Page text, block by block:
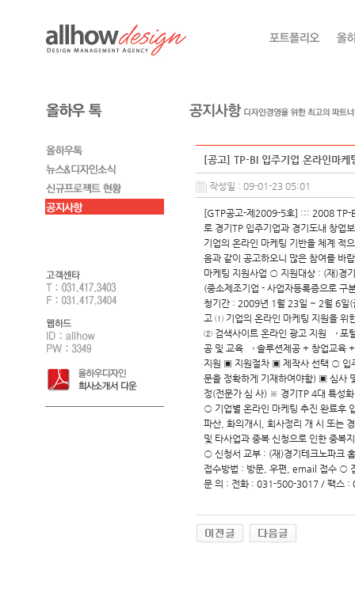
[공고] TP-BI 입주기업 온라인마
작성일 : 09-01-23 05:01
[GTP공고-제2009-5호] ::: 2008 TP-
로 경기TP 입주기업과 경기도내 창업
기업의 온라인 마케팅 기반을 체계 적
음과 같이 공고하오니 많은 참여를
마케팅 지원사업 ○ 지원대상 : (재)경
(중소제조기업 - 사업자등록증으로
청기간 : 2009년 1월 23일 ~ 2월 6일
고 ① 기업의 온라인 마케팅 지원을 위
② 검색사이트 온라인 광고 지원 → 포
공 및 교육 → 솔루션제공 + 창업교육
지원 ▣ 지원절차 ▣ 제작사 선택 ○ 입
문을 정확하게 기재하여야함) ▣ 심사
정(전문가 심 사) ※ 경기TP 4대 특성
○ 기업별 온라인 마케팅 추진 완료후
파산, 화의개시, 회사정리 개 시 또는
및 타사업과 중복 신청으로 인한 중복
○ 신청서 교부 : (재)경기테크노파크
접수방법 : 방문, 우편, email 접수 ○
문 의 : 전화 : 031-500-3017 / 팩스